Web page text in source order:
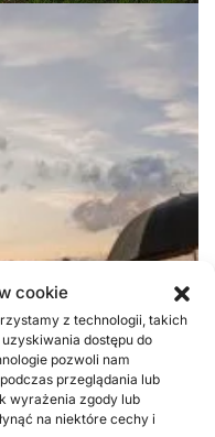
cookie
z technologii, takich
dostępu do
pozwoli nam
przeglądania lub
wyrażenia zgody lub
na niektóre cechy i